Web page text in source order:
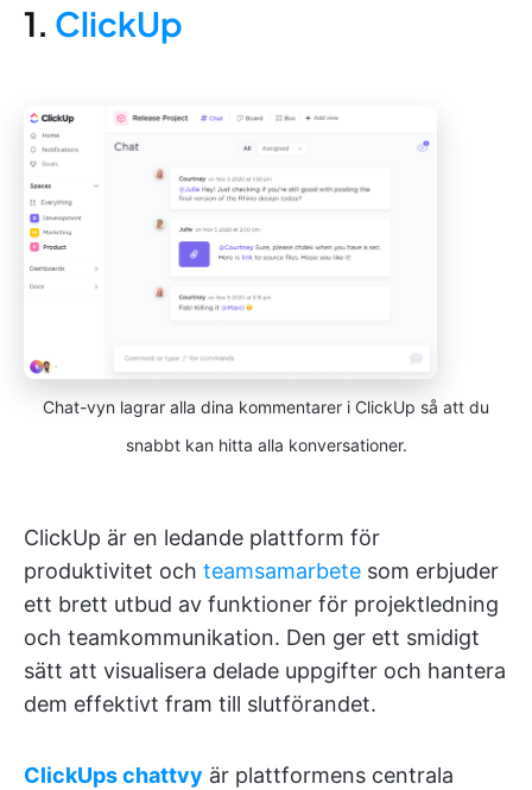
1. ClickUp
Chat-vyn lagrar alla dina kommentarer i ClickUp så att du
snabbt kan hitta alla konversationer.
ClickUp är en ledande plattform för
produktivitet och teamsamarbete som erbjuder
ett brett utbud av funktioner för projektledning
och teamkommunikation. Den ger ett smidigt
sätt att visualisera delade uppgifter och hantera
dem effektivt fram till slutförandet.
ClickUps chattvy är plattformens centrala